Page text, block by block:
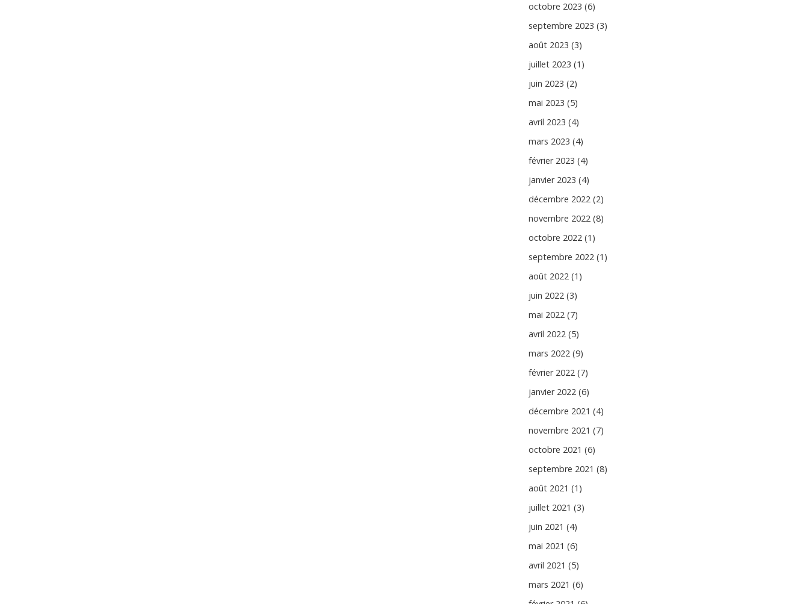
octobre 2023 (6)
septembre 2023 (3)
août 2023 (3)
juillet 2023 (1)
juin 2023 (2)
mai 2023 (5)
avril 2023 (4)
mars 2023 (4)
février 2023 (4)
janvier 2023 (4)
décembre 2022 (2)
novembre 2022 (8)
octobre 2022 (1)
septembre 2022 (1)
août 2022 (1)
juin 2022 (3)
mai 2022 (7)
avril 2022 (5)
mars 2022 (9)
février 2022 (7)
janvier 2022 (6)
décembre 2021 (4)
novembre 2021 (7)
octobre 2021 (6)
septembre 2021 (8)
août 2021 (1)
juillet 2021 (3)
juin 2021 (4)
mai 2021 (6)
avril 2021 (5)
mars 2021 (6)